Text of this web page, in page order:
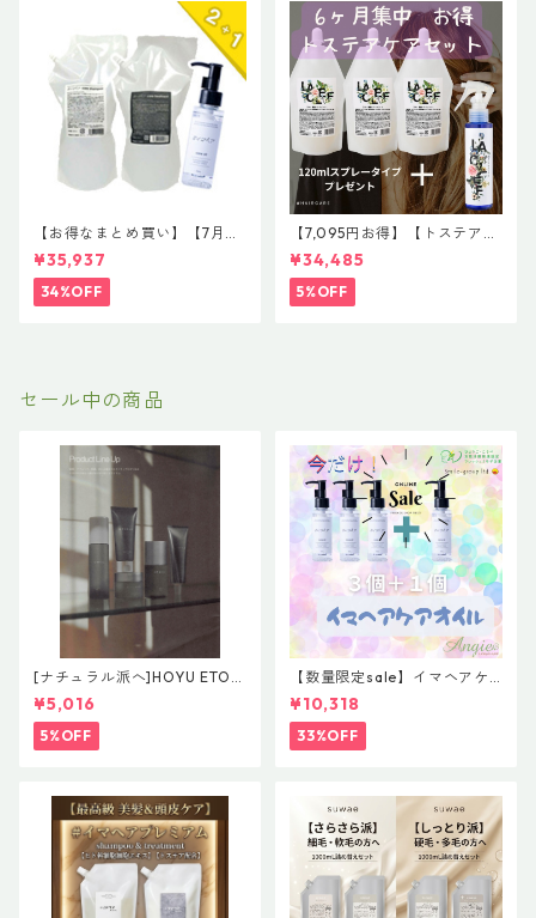
【お得なまとめ買い】【7月末
まで限定】驚愕の2+1企画！#
イマヘア 贅沢コンプリートセ
ット 「今の髪が、一番好きに
なる。」
¥35,937
34%OFF
【7,095円お得】【トステア髪
質改善12ヶ月セット】【１２
０mlスプレー¥2640 2本プレ
ゼント】ラクレ 酸熱トリート
メント L 400mL￥6050✖️６
¥34,485
5%OFF
セール中の商品
[ナチュラル派へ]HOYU ETOR
AS【Effortless Line】レアバ
ーム＆グレイズオイルセット
¥5,016
5%OFF
【数量限定sale】イマヘアケ
アオイル３＋１ キャンペー
ン 今だけまとめ買い 4個セ
ット
¥10,318
33%OFF